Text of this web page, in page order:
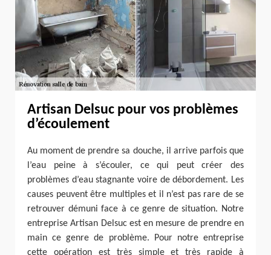
Artisan Delsuc pour vos problèmes
d’écoulement
Au moment de prendre sa douche, il arrive parfois que
l’eau peine à s’écouler, ce qui peut créer des
problèmes d’eau stagnante voire de débordement. Les
causes peuvent être multiples et il n’est pas rare de se
retrouver démuni face à ce genre de situation. Notre
entreprise Artisan Delsuc est en mesure de prendre en
main ce genre de problème. Pour notre entreprise
cette opération est très simple et très rapide à